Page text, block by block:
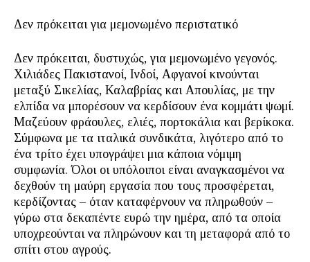
Δεν πρόκειται για μεμονωμένο περιστατικό
Δεν πρόκειται, δυστυχώς, για μεμονωμένο γεγονός.
Χιλιάδες Πακιστανοί, Ινδοί, Αφγανοί κινούνται
μεταξύ Σικελίας, Καλαβρίας και Απουλίας, με την
ελπίδα να μπορέσουν να κερδίσουν ένα κομμάτι ψωμί.
Μαζεύουν φράουλες, ελιές, πορτοκάλια και βερίκοκα.
Σύμφωνα με τα ιταλικά συνδικάτα, λιγότερο από το
ένα τρίτο έχει υπογράψει μια κάποια νόμιμη
συμφωνία. Όλοι οι υπόλοιποι είναι αναγκασμένοι να
δεχθούν τη μαύρη εργασία που τους προσφέρεται,
κερδίζοντας – όταν καταφέρνουν να πληρωθούν –
γύρω στα δεκαπέντε ευρώ την ημέρα, από τα οποία
υποχρεούνται να πληρώνουν και τη μεταφορά από το
σπίτι στου αγρούς.